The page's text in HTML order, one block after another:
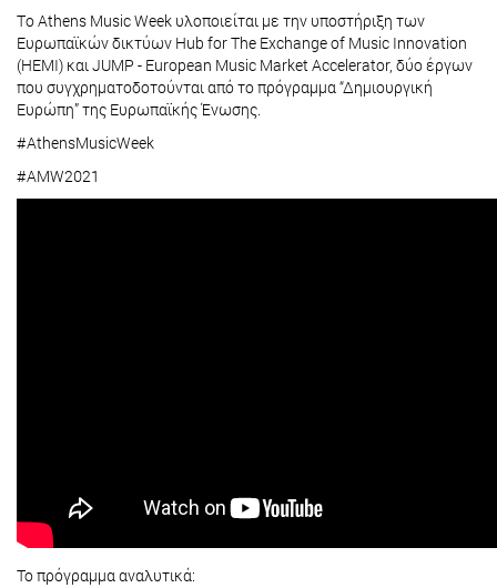
Τo Athens Music Week υλοποιείται με την υποστήριξη των
Ευρωπαϊκών δικτύων Hub for The Exchange of Music Innovation
(HEMI) και JUMP - European Music Market Accelerator, δύο έργων
που συγχρηματοδοτούνται από το πρόγραμμα “Δημιουργική
Ευρώπη” της Ευρωπαϊκής Ένωσης.
#AthensMusicWeek
#AMW2021
Το πρόγραμμα αναλυτικά: